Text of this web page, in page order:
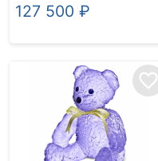
127 500 ₽
favorite_border